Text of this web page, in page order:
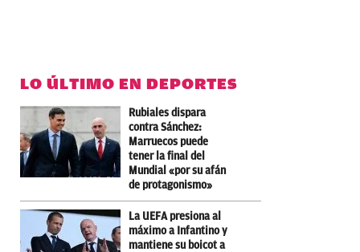
LO ÚLTIMO EN DEPORTES
Rubiales dispara
contra Sánchez:
Marruecos puede
tener la final del
Mundial «por su afán
de protagonismo»
La UEFA presiona al
máximo a Infantino y
mantiene su boicot a